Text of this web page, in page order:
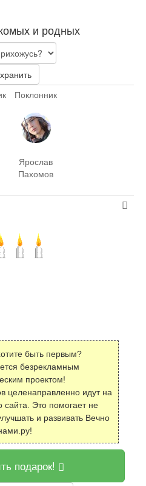
и родных
Поклонник
Ярослав
Пахомов
быть первым?
безрекламным
проектом!
целенаправленно идут на
Это помогает не
и развивать Вечно
подарок!